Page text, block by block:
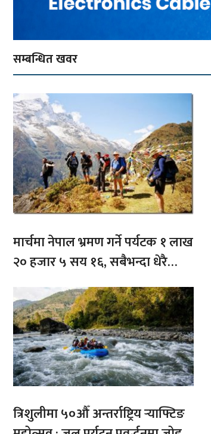
सम्बन्धित खवर
मार्चमा नेपाल भ्रमण गर्ने पर्यटक १ लाख
२० हजार ५ सय १६, सबैभन्दा धेरै
भारतबाट
त्रिशुलीमा ५०औँ अन्तर्राष्ट्रिय र्‍याफ्टिङ